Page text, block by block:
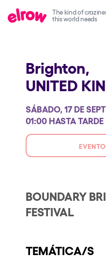
The kind of
this world needs
elrow Ibiza x
elrow Town 2026
Snowrow Festival
elrow Island 2026
elrow Shop
Espectáculos
Music
Sostenibilidad
¿Quieres trabajar
Brighton,
UNITED
SÁBADO, 17 DE
01:00 HASTA TARDE
BOUNDARY
FESTIVAL
TEMÁTICA/S